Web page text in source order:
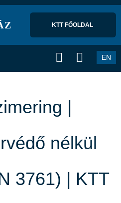
KTT FŐOLDAL
EN
|
nélkül
3761) | KTT